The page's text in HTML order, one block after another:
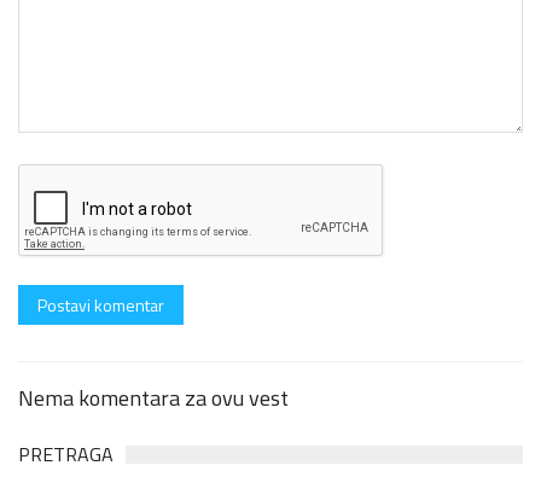
Nema komentara za ovu vest
PRETRAGA